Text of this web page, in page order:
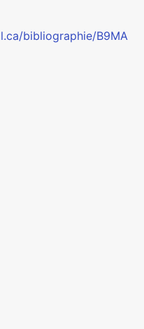
bibliographie/B9MA